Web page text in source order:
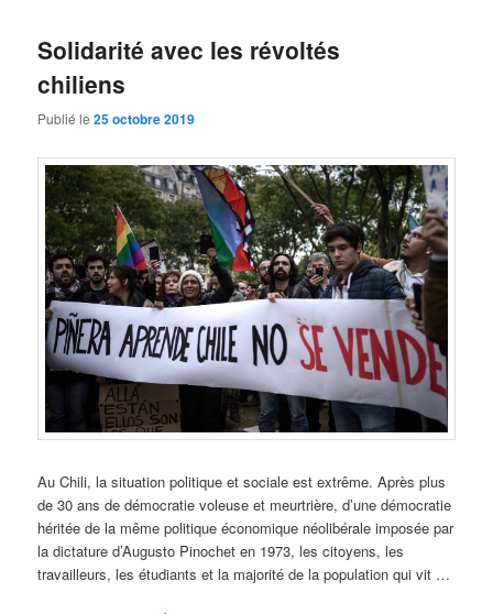
Solidarité avec les révoltés
chiliens
Publié le25 octobre 2019
Au Chili, la situation politique et sociale est extrême. Après plus
de 30 ans de démocratie voleuse et meurtrière, d’une démocratie
héritée de la même politique économique néolibérale imposée par
la dictature d’Augusto Pinochet en 1973, les citoyens, les
travailleurs, les étudiants et la majorité de la population qui vit …